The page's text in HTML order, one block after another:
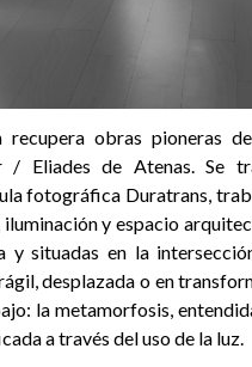
obras pioneras
/ Eliades de Atenas. Se
fotográfica Duratrans,
y espacio
y situadas en la
desplazada o en
la metamorfosis,
a través del uso de la luz.